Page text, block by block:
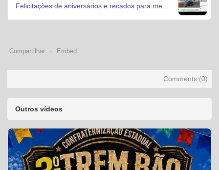
Compartilhar Embed
Comments (0)
Outros vídeos